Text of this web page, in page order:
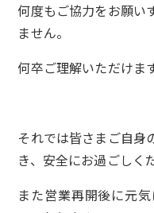
何度もご協力をお願い
ません。
何卒ご理解いただけま
それでは皆さまご自身
き、安全にお過ごしく
また営業再開後に元